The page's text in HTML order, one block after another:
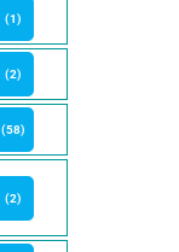
(1)
(2)
(58)
(2)